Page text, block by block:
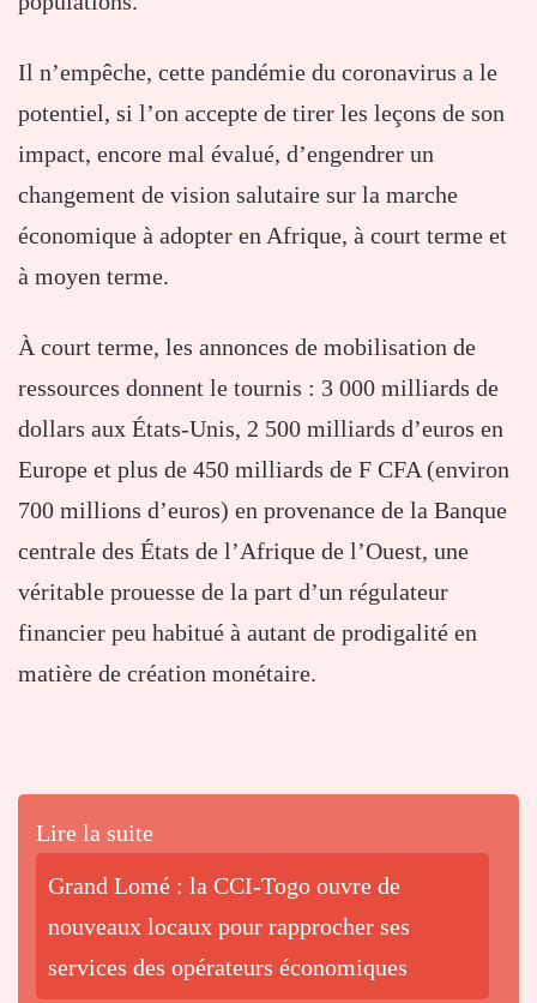
Il n’empêche, cette pandémie du coronavirus a le
potentiel, si l’on accepte de tirer les leçons de son
impact, encore mal évalué, d’engendrer un
changement de vision salutaire sur la marche
économique à adopter en Afrique, à court terme et
à moyen terme.
À court terme, les annonces de mobilisation de
ressources donnent le tournis : 3 000 milliards de
dollars aux États-Unis, 2 500 milliards d’euros en
Europe et plus de 450 milliards de F CFA (environ
700 millions d’euros) en provenance de la Banque
centrale des États de l’Afrique de l’Ouest, une
véritable prouesse de la part d’un régulateur
financier peu habitué à autant de prodigalité en
matière de création monétaire.
Lire la suite
Grand Lomé : la CCI-Togo ouvre de
nouveaux locaux pour rapprocher ses
services des opérateurs économiques